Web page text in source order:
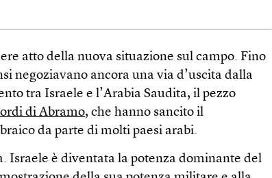
atto della nuova situazione sul campo. Fino
negoziavano ancora una via d’uscita dalla
tra Israele e l’Arabia Saudita, il pezzo
di Abramo, che hanno sancito il
da parte di molti paesi arabi.
Israele è diventata la potenza dominante del